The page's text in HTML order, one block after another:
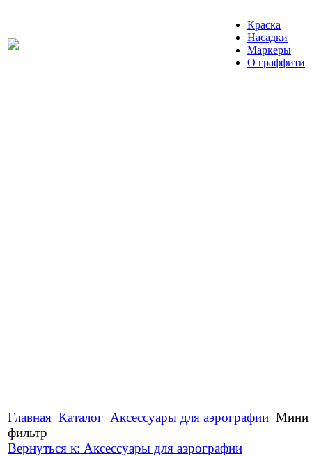
Краска
Насадки
Маркеры
О граффити
Главная Каталог Аксессуары для аэрографии Мини
фильтр
Вернуться к: Аксессуары для аэрографии